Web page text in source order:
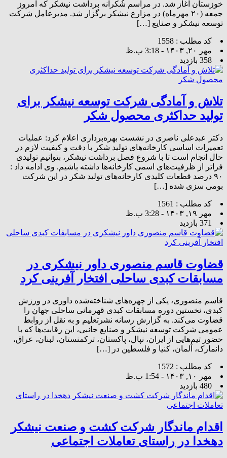
خوزستان آغاز شد. در مراسم شُکرانه برداشت نیشکر که امروز
جمعه (۲۰ مهرماه) در مزارع نیشکر برگزار شد. مدیرعامل شرکت
توسعه نیشکر و صنایع […]
کد مطلب : 1558
مهر ۲۰, ۱۴۰۳ - 3:18 ب.ظ
358 بازدید
تلاش و آمادگی شرکت توسعه نیشکر برای
تولید حداکثری محصول شکر
دکتر عبدعلی ناصری در نشست بهره‌برداری اعلام کرد: عملیات
تعمیرات اساسی کارخانه‌های تولید شکر با دقت و کیفیت لازم در
حال انجام است تا با شروع فصل برداشت نیشکر، بتوانیم تولیدی
فراتر از ظرفیت‌های اسمی کارخانه‌ها داشته باشیم. وی ادامه داد :
۹۰ درصد قطعات کلیدی کارخانه‌های تولید شکر در این شرکت
بومی سزی شده […]
کد مطلب : 1561
مهر ۱۹, ۱۴۰۳ - 3:28 ب.ظ
371 بازدید
قضاوت قاسم منصوری داور نیشکری در
مسابقات کبدی ساحلی افتخار آفرینی کرد
قاسم منصوری، یکی از چهره‌های شناخته‌شده داوری در ورزش
کبدی، نخستین دوره مسابقات کبدی قهرمانی ساحلی جهان را
قضاوت می‌کند. به گزارش رسانه نشرتعلیم و به نقل از روابط‌
عمومی شرکت توسعه نیشکر و صنایع جانبی، این رقابت‌ها که با
حضور تیم‌هایی از ایران، نپال، پاکستان، ترکمنستان، لبنان، عراق،
دانمارک، آلمان، کنیا و فلسطین در […]
کد مطلب : 1572
مهر ۱۰, ۱۴۰۳ - 1:54 ب.ظ
480 بازدید
اقدام ماندگار شرکت کشت و صنعت نیشکر
دهخدا در راستای تعاملات اجتماعی